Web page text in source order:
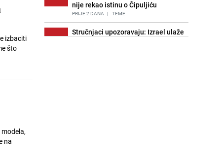
izbaciti
što
na
nije rekao istinu o Čipuljiću
PRIJE 2 DANA | TEME
7
Stručnjaci upozoravaju: Izrael ulaže